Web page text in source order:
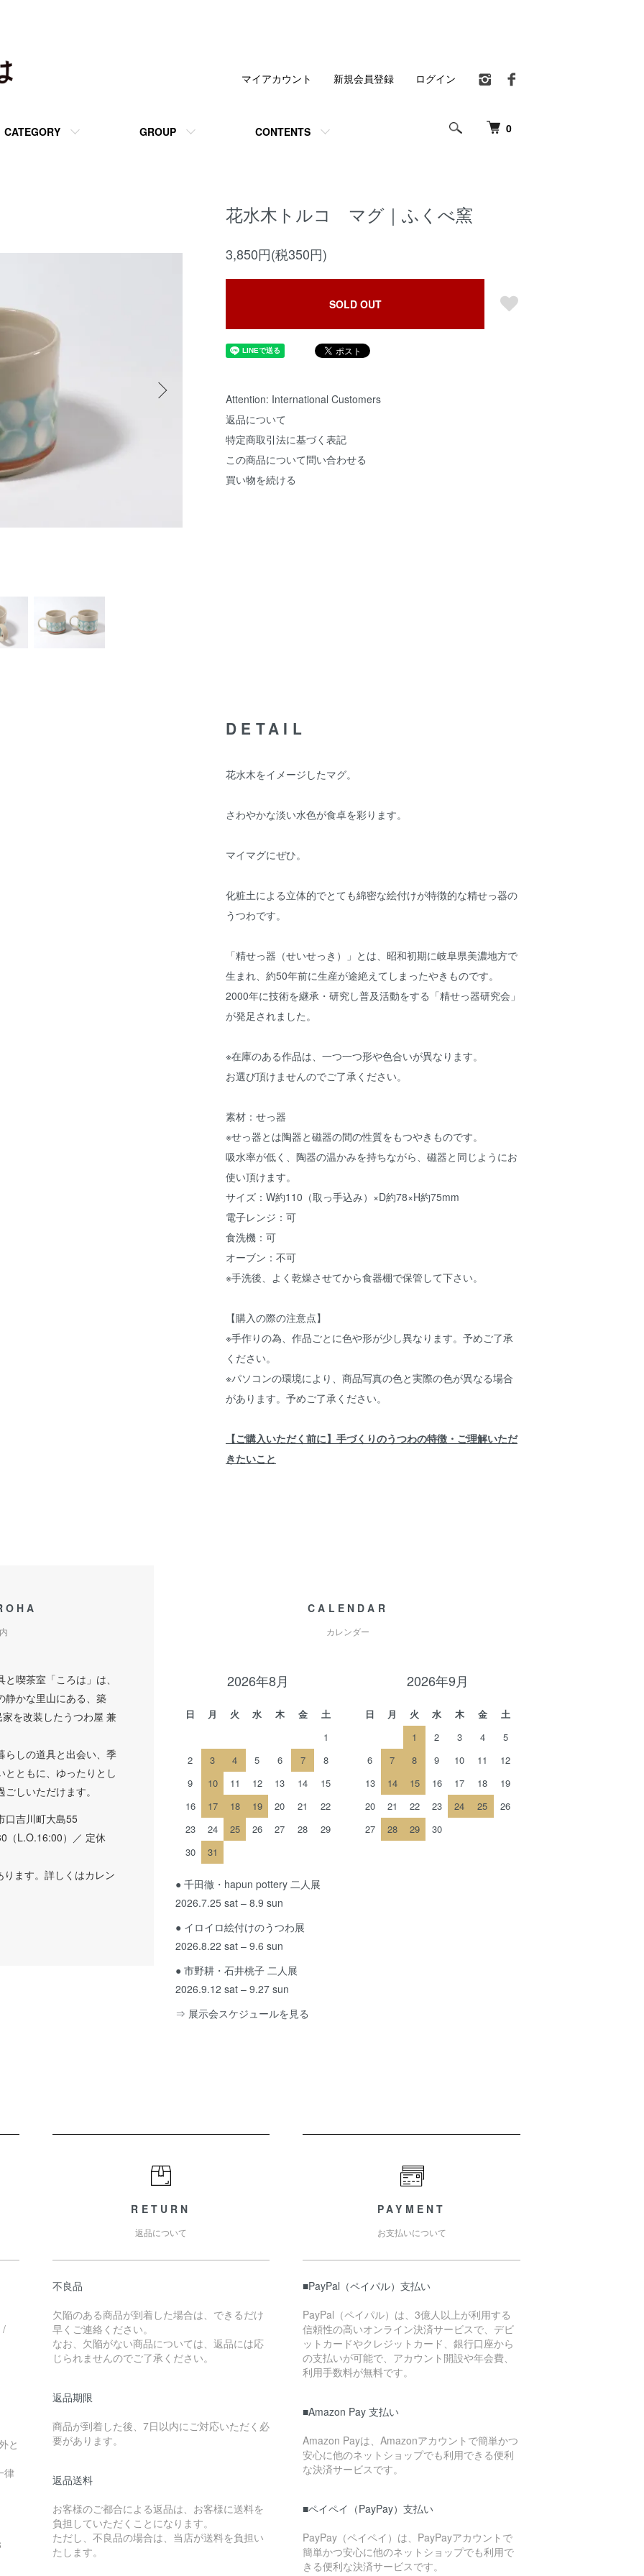
0
CATEGORY GROUP CONTENTS
マイアカウント 新規会員登録 ログイン
花水木トルコ マグ｜ふくべ窯
3,850円(税350円)
SOLD OUT
Attention: International Customers
返品について
特定商取引法に基づく表記
この商品について問い合わせる
買い物を続ける
DETAIL
花水木をイメージしたマグ。
さわやかな淡い水色が食卓を彩ります。
マイマグにぜひ。
化粧土による立体的でとても綿密な絵付けが特徴的な精せっ器の
うつわです。
「精せっ器（せいせっき）」とは、昭和初期に岐阜県美濃地方で
生まれ、約50年前に生産が途絶えてしまったやきものです。
2000年に技術を継承・研究し普及活動をする「精せっ器研究会」
が発足されました。
※在庫のある作品は、一つ一つ形や色合いが異なります。
お選び頂けませんのでご了承ください。
素材：せっ器
※せっ器とは陶器と磁器の間の性質をもつやきものです。
吸水率が低く、陶器の温かみを持ちながら、磁器と同じようにお
使い頂けます。
サイズ：W約110（取っ手込み）×D約78×H約75mm
電子レンジ：可
食洗機：可
オーブン：不可
※手洗後、よく乾燥させてから食器棚で保管して下さい。
【購入の際の注意点】
※手作りの為、作品ごとに色や形が少し異なります。予めご了承
ください。
※パソコンの環境により、商品写真の色と実際の色が異なる場合
があります。予めご了承ください。
【ご購入いただく前に】手づくりのうつわの特徴・ご理解いただ
きたいこと
と喫茶室「ころは」は、
静かな里山にある、築
を改装したうつわ屋 兼
らしの道具と出会い、季
とともに、ゆったりとし
しいただけます。
口吉川町大島55
（L.O.16:00）／ 定休
ます。詳しくはカレン
CALENDAR
カレンダー
2026年8月
日 月 火 水 木 金
土
1
2
3 4 5 6 7
8
9
10 11 12 13 14
15
16
17 18 19 20 21
22
23
24 25 26 27 28
29
30
31
2026年9月
日 月 火 水 木 金
土
1
2 3 4
5
6
7 8 9 10 11
12
13
14 15 16 17 18
19
20
21 22 23 24 25
26
27
28 29 30
● 千田徹・hapun pottery 二人展
2026.7.25 sat – 8.9 sun
● イロイロ絵付けのうつわ展
2026.8.22 sat – 9.6 sun
● 市野耕・石井桃子 二人展
2026.9.12 sat – 9.27 sun
⇒ 展示会スケジュールを見る
/
と
律
RETURN
返品について
不良品
欠陥のある商品が到着した場合は、できるだけ
早くご連絡ください。
なお、欠陥がない商品については、返品には応
じられませんのでご了承ください。
返品期限
商品が到着した後、7日以内にご対応いただく必
要があります。
返品送料
お客様のご都合による返品は、お客様に送料を
負担していただくことになります。
ただし、不良品の場合は、当店が送料を負担い
たします。
PAYMENT
お支払いについて
■PayPal（ペイパル）支払い
PayPal（ペイパル）は、3億人以上が利用する
信頼性の高いオンライン決済サービスで、デビ
ットカードやクレジットカード、銀行口座から
の支払いが可能で、アカウント開設や年会費、
利用手数料が無料です。
■Amazon Pay 支払い
Amazon Payは、Amazonアカウントで簡単かつ
安心に他のネットショップでも利用できる便利
な決済サービスです。
■ペイペイ（PayPay）支払い
PayPay（ペイペイ）は、PayPayアカウントで
簡単かつ安心に他のネットショップでも利用で
きる便利な決済サービスです。